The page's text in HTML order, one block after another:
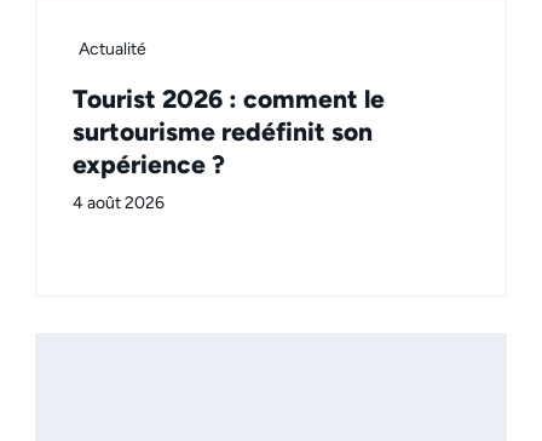
Actualité
Tourist 2026 : comment le
surtourisme redéfinit son
expérience ?
4 août 2026